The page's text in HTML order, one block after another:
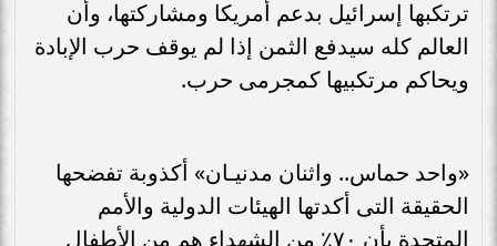
ترتكبها إسرائيل بدعم أمريكا ومشاركتها، وأن
العالم كله سيدفع الثمن إذا لم يوقف حرب الإبادة
ويحاكم مرتكبيها كمجرمى حرب.
«واحد حماس.. واثنان مدنيـان» أكذوبة تفضحها
الحقيقة التى أكدتها الهيئات الدولية والأمم
المتحدة بأن ٧٠٪ من الشهداء هم من الأطفال